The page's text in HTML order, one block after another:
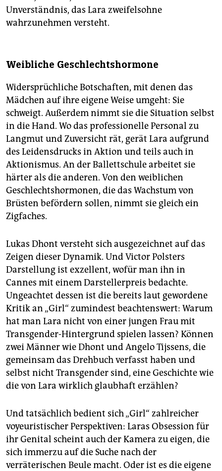
Unverständnis, das Lara zweifelsohne
wahrzunehmen versteht.
Weibliche Geschlechtshormone
Widersprüchliche Botschaften, mit denen das
Mädchen auf ihre eigene Weise umgeht: Sie
schweigt. Außerdem nimmt sie die Situation selbst
in die Hand. Wo das professionelle Personal zu
Langmut und Zuversicht rät, gerät Lara aufgrund
des Leidensdrucks in Aktion und teils auch in
Aktionismus. An der Ballettschule arbeitet sie
härter als die anderen. Von den weiblichen
Geschlechtshormonen, die das Wachstum von
Brüsten befördern sollen, nimmt sie gleich ein
Zigfaches.
Lukas Dhont versteht sich ausgezeichnet auf das
Zeigen dieser Dynamik. Und Victor Polsters
Darstellung ist exzellent, wofür man ihn in
Cannes mit einem Darstellerpreis bedachte.
Ungeachtet dessen ist die bereits laut gewordene
Kritik an „Girl“ zumindest beachtenswert: Warum
hat man Lara nicht von einer jungen Frau mit
Transgender-Hintergrund spielen lassen? Können
zwei Männer wie Dhont und Angelo Tijssens, die
gemeinsam das Drehbuch verfasst haben und
selbst nicht Transgender sind, eine Geschichte wie
die von Lara wirklich glaubhaft erzählen?
Und tatsächlich bedient sich „Girl“ zahlreicher
voyeuristischer Perspektiven: Laras Obsession für
ihr Genital scheint auch der Kamera zu eigen, die
sich immerzu auf die Suche nach der
verräterischen Beule macht. Oder ist es die eigene